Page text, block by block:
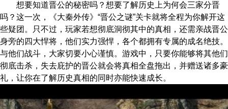
想要知道晋公的秘密吗？想要了解历史上为何会三家分晋
吗？这一次，《大秦外传》“晋公之谜”关卡就将全程为你解开这
些疑团。只不过，玩家若想彻底洞彻其中的真相，还需亲战晋公
身旁的四大悍将，他们实力强悍，各个都拥有专属的成名绝技。
与他们战斗，大家切要小心谨慎。游戏中，只要你能够将其他们
彻底击杀，失去庇护的晋公就会将真相全盘拖出，并赠送诸多豪
礼，让你在了解历史真相的同时亦能快速成长。